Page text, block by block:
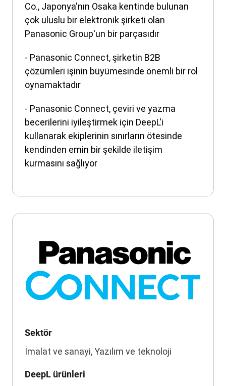
Co., Japonya'nın Osaka kentinde bulunan
çok uluslu bir elektronik şirketi olan
Panasonic Group'un bir parçasıdır
- Panasonic Connect, şirketin B2B
çözümleri işinin büyümesinde önemli bir rol
oynamaktadır
- Panasonic Connect, çeviri ve yazma
becerilerini iyileştirmek için DeepL'i
kullanarak ekiplerinin sınırların ötesinde
kendinden emin bir şekilde iletişim
kurmasını sağlıyor
Sektör
İmalat ve sanayi, Yazılım ve teknoloji
DeepL ürünleri